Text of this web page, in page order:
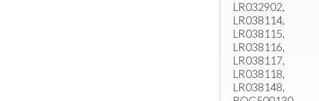
LR032902,
LR038114,
LR038115,
LR038116,
LR038117,
LR038118,
LR038148,